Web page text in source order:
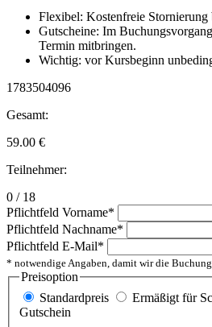
Flexibel: Kostenfreie Stornierung
Gutscheine: Im
Termin mitbringen.
Wichtig: vor Kursbeginn
1783504096
Gesamt:
59.00 €
Teilnehmer:
0 / 18
Pflichtfeld Vorname*
Pflichtfeld Nachname*
Pflichtfeld E-Mail*
* notwendige Angaben, damit wir die
Preisoption
Standardpreis
Ermäßigt für
Gutschein